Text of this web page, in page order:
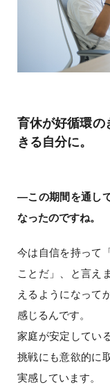
育休が好循環の
きる自分に。
―この期間を通し
なったのですね。
今は自信を持って
ことだ」、と言え
えるようになって
感じるんです。
家庭が安定してい
挑戦にも意欲的に
実感しています。